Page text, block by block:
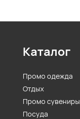
Каталог
Промо одежда
Отдых
Промо сувениры
Посуда